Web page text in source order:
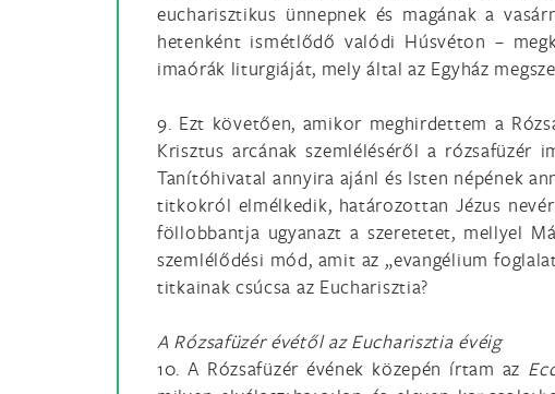
eucharisztikus ünnepnek és magának a
hetenként ismétlődő valódi Húsvéton –
imaórák liturgiáját, mely által az Egyház
9. Ezt követően, amikor meghirdettem a
Krisztus arcának szemléléséről a rózsafüzér
Tanítóhivatal annyira ajánl és Isten népének
titkokról elmélkedik, határozottan Jézus
föllobbantja ugyanazt a szeretetet, mellyel
szemlélődési mód, amit az „evangélium
titkainak csúcsa az Eucharisztia?
A Rózsafüzér évétől az Eucharisztia évéig
10. A Rózsafüzér évének közepén írtam az